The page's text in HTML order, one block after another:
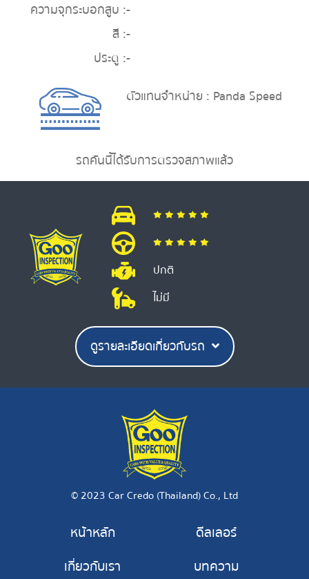
ความจุกระบอกสูบ :-
สี :-
ประตู :-
ตัวแทนจำหน่าย : Panda Speed
รถคันนี้ได้รับการตรวจสภาพแล้ว
ปกติ
ไม่มี
ดูรายละเอียดเกี่ยวกับรถ
© 2023 Car Credo (Thailand) Co., Ltd
หน้าหลัก
เกี่ยวกับเรา
ดีลเลอร์
บทความ